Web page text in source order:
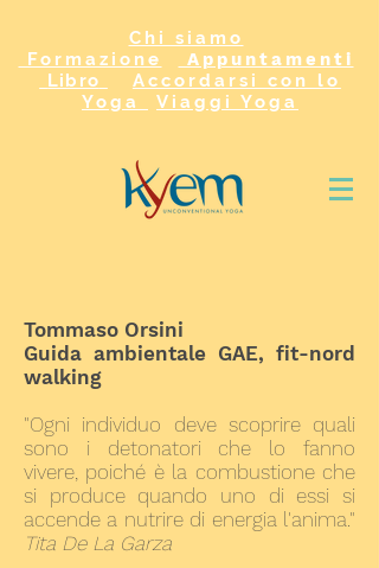
Chi siamo
Formazione
Appuntamenti
Libro
Accordarsi con lo
Yoga
Viaggi Yoga
Tommaso Orsini
Guida ambientale GAE, fit-nord
walking
"Ogni individuo deve scoprire quali
sono i detonatori che lo fanno
vivere, poiché è la combustione che
si produce quando uno di essi si
accende a nutrire di energia l'anima."
Tita De La Garza